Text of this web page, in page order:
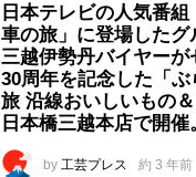
日本テレビの人気番
車の旅」に登場したグ
三越伊勢丹バイヤーが
30周年を記念した「
旅 沿線おいしいもの＆
日本橋三越本店で開催
by 工芸プレス 約 3 年前